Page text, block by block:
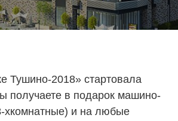
ЗАСТРОЙЩИКАМ
Тушино-2018» стартовала
получаете в подарок машино-
хкомнатные) и на любые